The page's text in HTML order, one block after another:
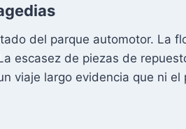
del parque automotor. La
escasez de piezas de
viaje largo evidencia que ni el